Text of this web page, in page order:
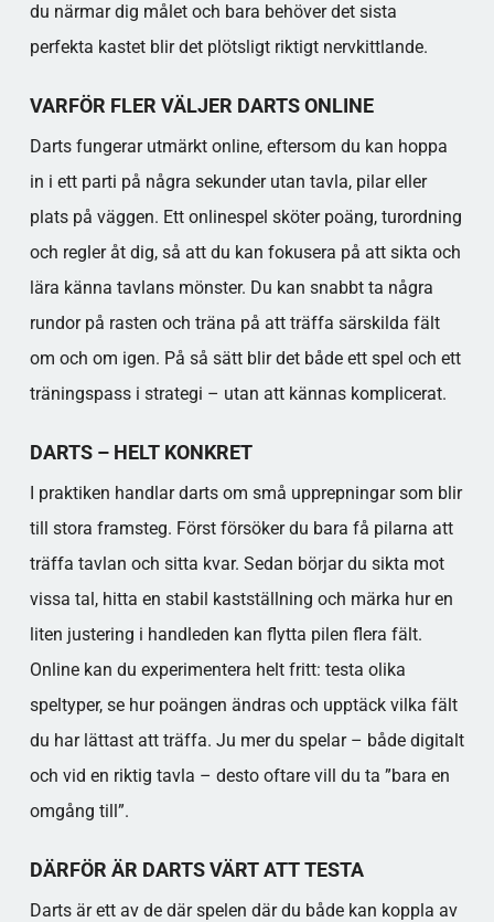
du närmar dig målet och bara behöver det sista
perfekta kastet blir det plötsligt riktigt nervkittlande.
VARFÖR FLER VÄLJER DARTS ONLINE
Darts fungerar utmärkt online, eftersom du kan hoppa
in i ett parti på några sekunder utan tavla, pilar eller
plats på väggen. Ett onlinespel sköter poäng, turordning
och regler åt dig, så att du kan fokusera på att sikta och
lära känna tavlans mönster. Du kan snabbt ta några
rundor på rasten och träna på att träffa särskilda fält
om och om igen. På så sätt blir det både ett spel och ett
träningspass i strategi – utan att kännas komplicerat.
DARTS – HELT KONKRET
I praktiken handlar darts om små upprepningar som blir
till stora framsteg. Först försöker du bara få pilarna att
träffa tavlan och sitta kvar. Sedan börjar du sikta mot
vissa tal, hitta en stabil kastställning och märka hur en
liten justering i handleden kan flytta pilen flera fält.
Online kan du experimentera helt fritt: testa olika
speltyper, se hur poängen ändras och upptäck vilka fält
du har lättast att träffa. Ju mer du spelar – både digitalt
och vid en riktig tavla – desto oftare vill du ta ”bara en
omgång till”.
DÄRFÖR ÄR DARTS VÄRT ATT TESTA
Darts är ett av de där spelen där du både kan koppla av